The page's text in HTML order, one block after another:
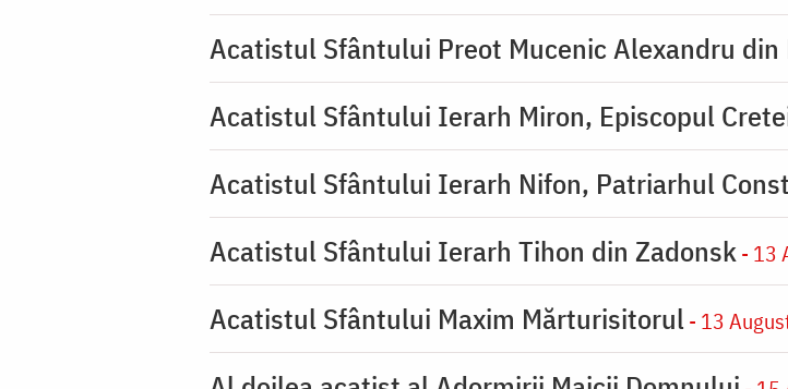
Acatistul Sfântului Preot Mucenic Alexandru din
Acatistul Sfântului Ierarh Miron, Episcopul
Acatistul Sfântului Ierarh Nifon, Patriarhul
Acatistul Sfântului Ierarh Tihon din Zadonsk - 13
Acatistul Sfântului Maxim Mărturisitorul - 13